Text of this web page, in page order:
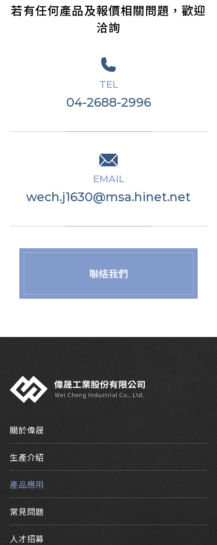
若有任何產品及報價相關問題，歡迎
洽詢
TEL
04-2688-2996
EMAIL
wech.j1630@msa.hinet.net
聯絡我們
關於偉晟
生產介紹
產品應用
常見問題
人才招募